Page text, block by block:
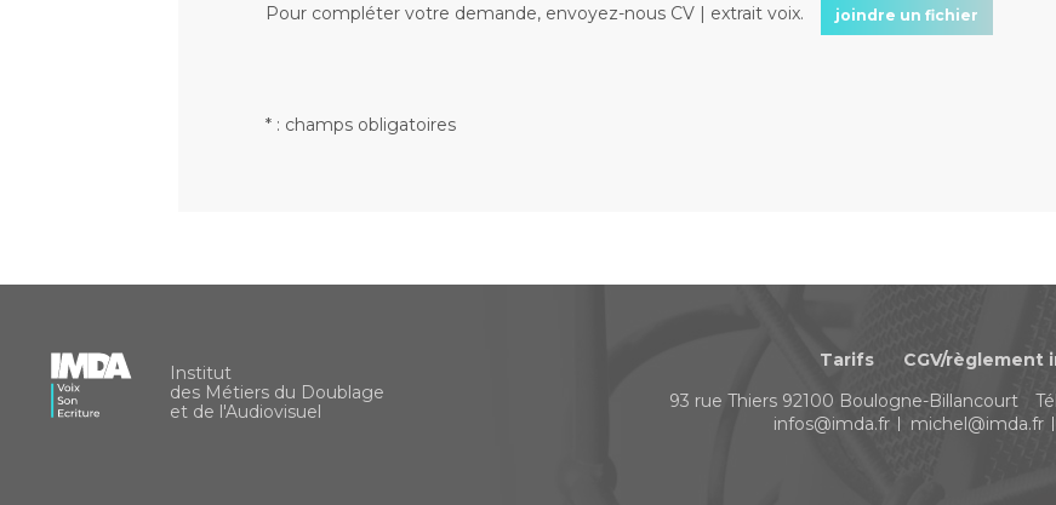
Pour compléter votre demande, envoyez-nous CV | extrait voix. joindre un fichier
* : champs obligatoires
Institut
des Métiers du Doublage
et de l'Audiovisuel
Tarifs CGV/règlement
93 rue Thiers 92100 Boulogne-Billancourt
infos@imda.fr
michel@imda.fr